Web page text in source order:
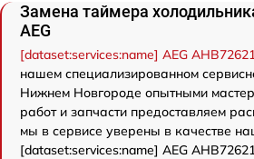
Замена таймера
AEG
[dataset:services:name] AEG
нашем специализированном
Нижнем Новгороде опытными
работ и запчасти предоставляем
мы в сервисе уверены в качестве
[dataset:services:name] AEG